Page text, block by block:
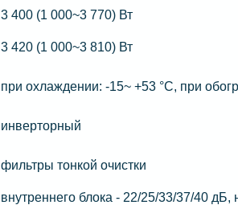
3 400 (1 000~3 770) Вт
3 420 (1 000~3 810) Вт
при охлаждении: -15~ +53 °C, при
инверторный
фильтры тонкой очистки
внутреннего блока - 22/25/33/37/40 дБ,